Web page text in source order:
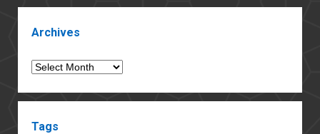
Archives
Archives
Tags